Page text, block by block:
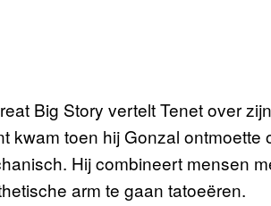
Big Story vertelt Tenet over
kwam toen hij Gonzal
Hij combineert mensen
arm te gaan tatoeëren.